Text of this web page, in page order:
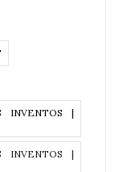
INVENTOS |
INVENTOS |